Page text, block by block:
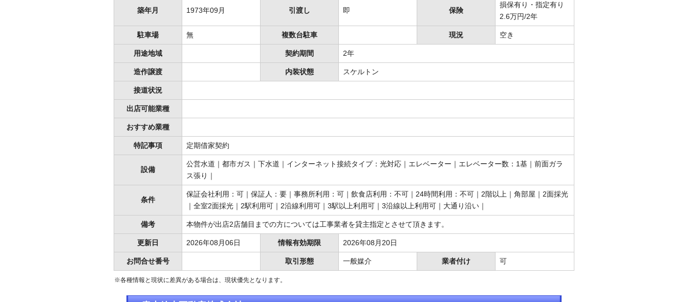
築年月 1973年09月 引渡し 即 保険
損保有り・指定有り
2.6万円/2年
駐車場 無 複数台駐車 現況 空き
用途地域 契約期間 2年
造作譲渡 内装状態 スケルトン
接道状況
出店可能業種
おすすめ業種
特記事項 定期借家契約
設備
公営水道｜都市ガス｜下水道｜インターネット接続タイプ：光対応｜エレベーター｜エレベーター数：1基｜前面ガラ
ス張り｜
条件
保証会社利用：可｜保証人：要｜事務所利用：可｜飲食店利用：不可｜24時間利用：不可｜2階以上｜角部屋｜2面採光
｜全室2面採光｜2駅利用可｜2沿線利用可｜3駅以上利用可｜3沿線以上利用可｜大通り沿い｜
備考 本物件が出店2店舗目までの方については工事業者を貸主指定とさせて頂きます。
更新日 2026年08月06日 情報有効期限 2026年08月20日
お問合せ番号 取引形態 一般媒介 業者付け 可
※各種情報と現状に差異がある場合は、現状優先となります。